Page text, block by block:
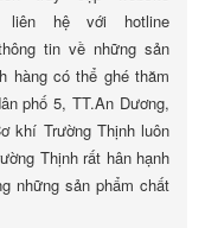
liên hệ với hotline
tin về những sản
hàng có thể ghé thăm
phố 5, TT.An Dương,
khí Trường Thịnh luôn
Thịnh rất hân hạnh
những sản phẩm chất